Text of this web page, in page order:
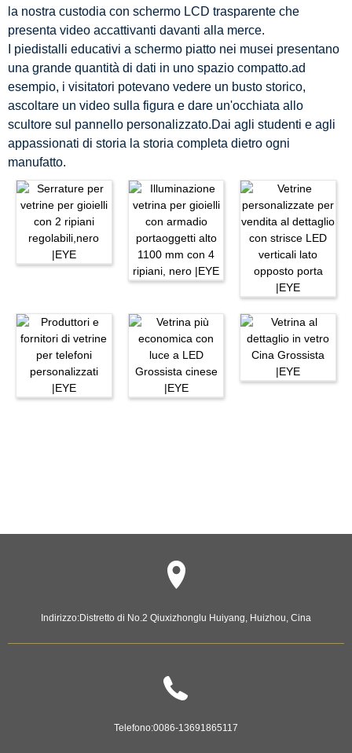
la nostra custodia con schermo LCD trasparente che
presenta video accattivanti davanti alla merce.
I piedistalli educativi a schermo piatto nei musei presentano
una grande quantità di dati in uno spazio compatto.ad
esempio, i visitatori potevano vedere un busto storico,
ascoltare un video sulla figura e dare un'occhiata allo
scultore sul pannello personalizzato.Dai agli studenti e agli
appassionati di storia la storia completa dietro ogni
manufatto.
Indirizzo:Distretto di No.2 Qiuxizhonglu Huiyang, Huizhou, Cina
Telefono:0086-13691865117